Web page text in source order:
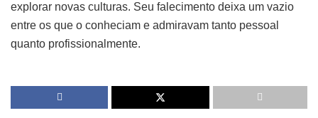
explorar novas culturas. Seu falecimento deixa um vazio
entre os que o conheciam e admiravam tanto pessoal
quanto profissionalmente.